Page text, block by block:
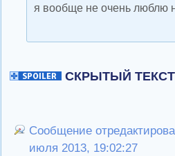
я вообще не очень люблю
СКРЫТЫЙ ТЕКСТ
Сообщение
июля 2013, 19:02:27